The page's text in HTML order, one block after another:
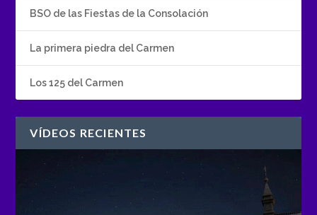
BSO de las Fiestas de la Consolación
La primera piedra del Carmen
Los 125 del Carmen
VÍDEOS RECIENTES